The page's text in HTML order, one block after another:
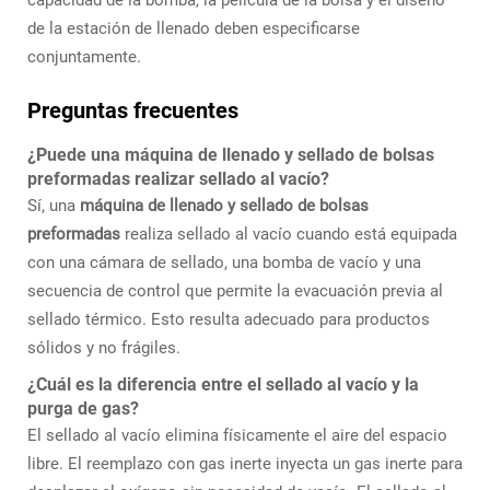
de la estación de llenado deben especificarse
conjuntamente.
Preguntas frecuentes
¿Puede una máquina de llenado y sellado de bolsas
preformadas realizar sellado al vacío?
Sí, una máquina de llenado y sellado de bolsas
preformadas realiza sellado al vacío cuando está equipada
con una cámara de sellado, una bomba de vacío y una
secuencia de control que permite la evacuación previa al
sellado térmico. Esto resulta adecuado para productos
sólidos y no frágiles.
¿Cuál es la diferencia entre el sellado al vacío y la
purga de gas?
El sellado al vacío elimina físicamente el aire del espacio
libre. El reemplazo con gas inerte inyecta un gas inerte para